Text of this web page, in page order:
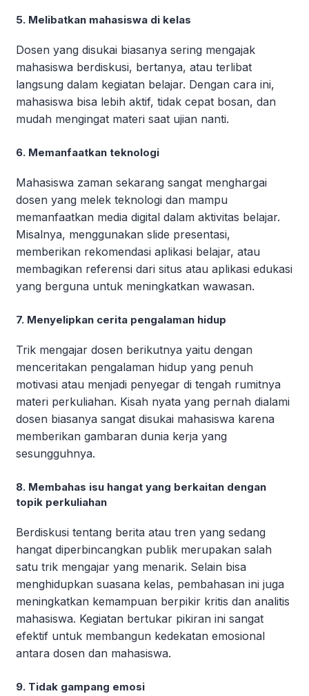
5. Melibatkan mahasiswa di kelas
Dosen yang disukai biasanya sering mengajak
mahasiswa berdiskusi, bertanya, atau terlibat
langsung dalam kegiatan belajar. Dengan cara ini,
mahasiswa bisa lebih aktif, tidak cepat bosan, dan
mudah mengingat materi saat ujian nanti.
6. Memanfaatkan teknologi
Mahasiswa zaman sekarang sangat menghargai
dosen yang melek teknologi dan mampu
memanfaatkan media digital dalam aktivitas belajar.
Misalnya, menggunakan slide presentasi,
memberikan rekomendasi aplikasi belajar, atau
membagikan referensi dari situs atau aplikasi edukasi
yang berguna untuk meningkatkan wawasan.
7. Menyelipkan cerita pengalaman hidup
Trik mengajar dosen berikutnya yaitu dengan
menceritakan pengalaman hidup yang penuh
motivasi atau menjadi penyegar di tengah rumitnya
materi perkuliahan. Kisah nyata yang pernah dialami
dosen biasanya sangat disukai mahasiswa karena
memberikan gambaran dunia kerja yang
sesungguhnya.
8. Membahas isu hangat yang berkaitan dengan
topik perkuliahan
Berdiskusi tentang berita atau tren yang sedang
hangat diperbincangkan publik merupakan salah
satu trik mengajar yang menarik. Selain bisa
menghidupkan suasana kelas, pembahasan ini juga
meningkatkan kemampuan berpikir kritis dan analitis
mahasiswa. Kegiatan bertukar pikiran ini sangat
efektif untuk membangun kedekatan emosional
antara dosen dan mahasiswa.
9. Tidak gampang emosi